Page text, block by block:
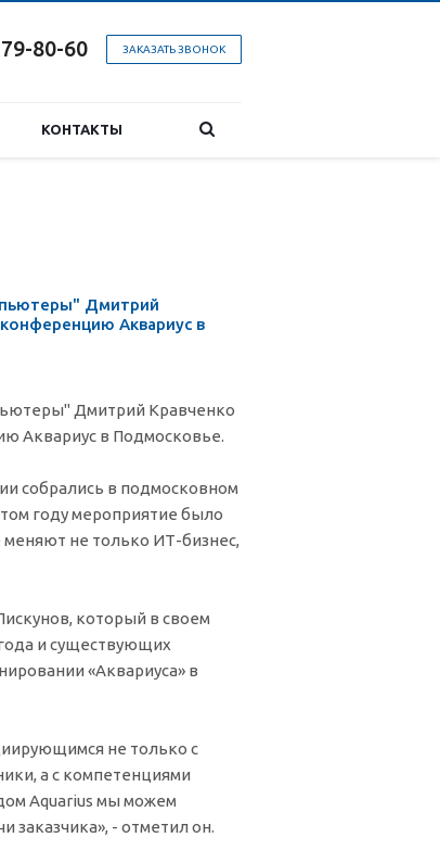
ЗАКАЗАТЬ ЗВОНОК
80-60
КОНТАКТЫ
Дмитрий
Аквариус в
Дмитрий Кравченко
Аквариус в Подмосковье.
собрались в подмосковном
году мероприятие было
не только ИТ-бизнес,
который в своем
и существующих
«Аквариуса» в
не только с
а с компетенциями
Aquarius мы можем
заказчика», - отметил он.